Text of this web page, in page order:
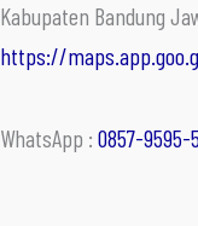
Kabupaten Bandung
https://
WhatsApp : 0857-9595-